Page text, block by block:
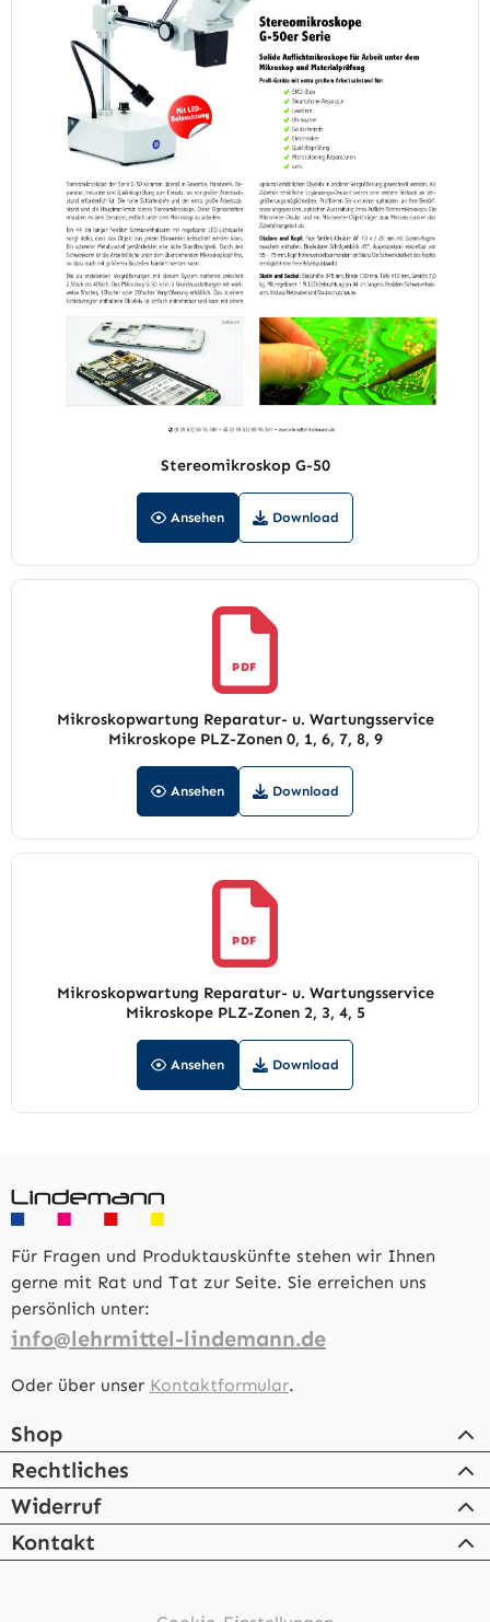
Stereomikroskop G-50
Ansehen Download
PDF
Mikroskopwartung Reparatur- u. Wartungsservice
Mikroskope PLZ-Zonen 0, 1, 6, 7, 8, 9
Ansehen Download
PDF
Mikroskopwartung Reparatur- u. Wartungsservice
Mikroskope PLZ-Zonen 2, 3, 4, 5
Ansehen Download
Für Fragen und Produktauskünfte stehen wir Ihnen
gerne mit Rat und Tat zur Seite. Sie erreichen uns
persönlich unter:
info@lehrmittel-lindemann.de
Oder über unser Kontaktformular.
Shop
Rechtliches
Widerruf
Kontakt